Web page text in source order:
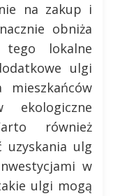
na zakup i
obniża
tego lokalne
ulgi
ekologiczne
również
uzyskania ulg
w
ulgi mogą